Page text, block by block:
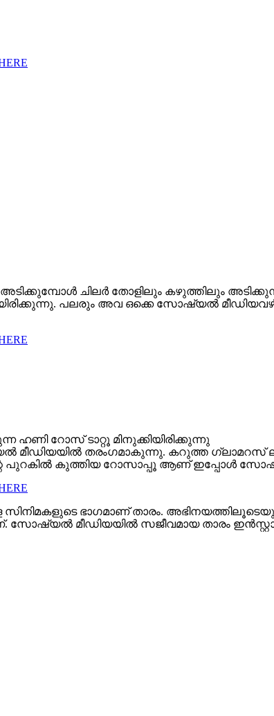
ചിലര്‍ തോളിലും കഴുത്തിലും
പലരും അവ ഒക്കെ സോഷ്യല്‍
ഹണി റോസ് ടാറ്റൂ മിനുക്കിയിരിക്കുന്നു
മീഡിയയിൽ തരംഗമാകുന്നു. കറുത്ത ഗ്ലാമറസ്
പുറകില്‍ കുത്തിയ റോസാപ്പൂ ആണ് ഇപ്പോള്‍
സിനിമകളുടെ ഭാഗമാണ് താരം.
സോഷ്യൽ മീഡിയയിൽ സജീവമായ താരം